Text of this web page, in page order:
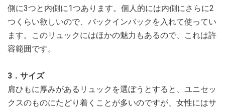
側に3つと内側に1つあります。個人的には内側にさらに2
つくらい欲しいので、バックインバックを入れて使ってい
ます。このリュックにはほかの魅力もあるので、これは許
容範囲です。
3．サイズ
肩ひもに厚みがあるリュックを選ぼうとすると、ユニセッ
クスのものにたどり着くことが多いのですが、女性にはサ